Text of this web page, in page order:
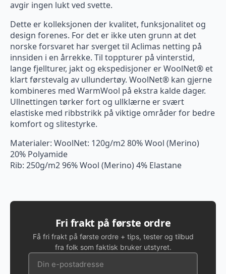
avgir ingen lukt ved svette.
Dette er kolleksjonen der kvalitet, funksjonalitet og
design forenes. For det er ikke uten grunn at det
norske forsvaret har sverget til Aclimas netting på
innsiden i en årrekke. Til toppturer på vinterstid,
lange fjellturer, jakt og ekspedisjoner er WoolNet® et
klart førstevalg av ullundertøy. WoolNet® kan gjerne
kombineres med WarmWool på ekstra kalde dager.
Ullnettingen tørker fort og ullklærne er svært
elastiske med ribbstrikk på viktige områder for bedre
komfort og slitestyrke.
Materialer: WoolNet: 120g/m2 80% Wool (Merino)
20% Polyamide
Rib: 250g/m2 96% Wool (Merino) 4% Elastane
Fri frakt på første ordre
Få fri frakt på første ordre + tips, tester og tilbud
fra folk som faktisk bruker utstyret.